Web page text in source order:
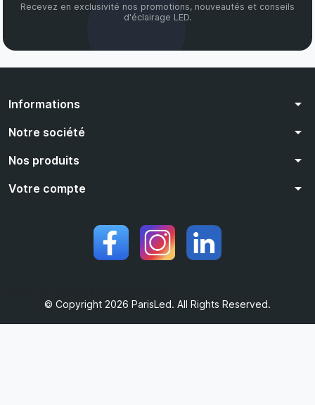
Recevez en exclusivité nos promotions, nouveautés et conseils
d'éclairage LED.
Informations arrow_drop_down
Notre société arrow_drop_down
Nos produits arrow_drop_down
Votre compte arrow_drop_down
© Copyright 2026 ParisLed. All Rights Reserved.